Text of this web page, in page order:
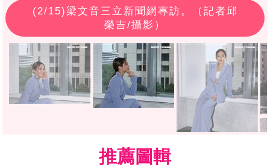
(2/15)梁文音三立新聞網專訪。（記者邱
榮吉/攝影）
推薦圖輯